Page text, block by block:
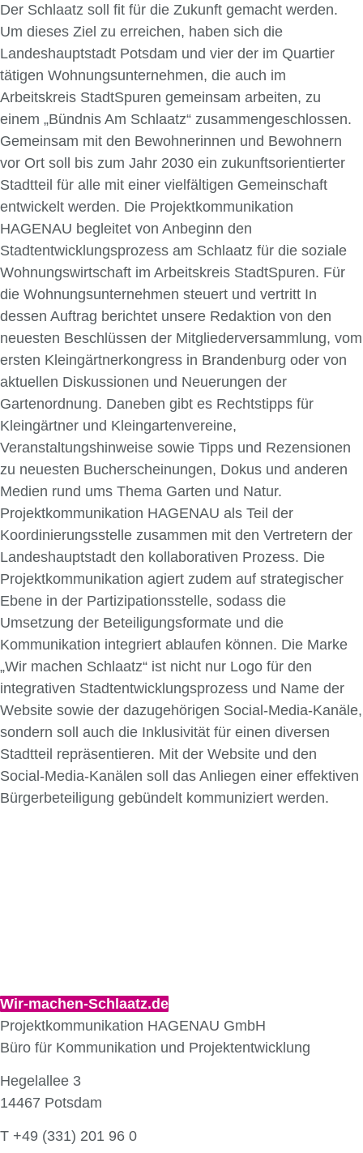
Der Schlaatz soll fit für die Zukunft gemacht werden.
Um dieses Ziel zu erreichen, haben sich die
Landeshauptstadt Potsdam und vier der im Quartier
tätigen Wohnungsunternehmen, die auch im
Arbeitskreis StadtSpuren gemeinsam arbeiten, zu
einem „Bündnis Am Schlaatz“ zusammengeschlossen.
Gemeinsam mit den Bewohnerinnen und Bewohnern
vor Ort soll bis zum Jahr 2030 ein zukunftsorientierter
Stadtteil für alle mit einer vielfältigen Gemeinschaft
entwickelt werden. Die Projektkommunikation
HAGENAU begleitet von Anbeginn den
Stadtentwicklungsprozess am Schlaatz für die soziale
Wohnungswirtschaft im Arbeitskreis StadtSpuren. Für
die Wohnungsunternehmen steuert und vertritt In
dessen Auftrag berichtet unsere Redaktion von den
neuesten Beschlüssen der Mitgliederversammlung, vom
ersten Kleingärtnerkongress in Brandenburg oder von
aktuellen Diskussionen und Neuerungen der
Gartenordnung. Daneben gibt es Rechtstipps für
Kleingärtner und Kleingartenvereine,
Veranstaltungshinweise sowie Tipps und Rezensionen
zu neuesten Bucherscheinungen, Dokus und anderen
Medien rund ums Thema Garten und Natur.
Projektkommunikation HAGENAU als Teil der
Koordinierungsstelle zusammen mit den Vertretern der
Landeshauptstadt den kollaborativen Prozess. Die
Projektkommunikation agiert zudem auf strategischer
Ebene in der Partizipationsstelle, sodass die
Umsetzung der Beteiligungsformate und die
Kommunikation integriert ablaufen können. Die Marke
„Wir machen Schlaatz“ ist nicht nur Logo für den
integrativen Stadtentwicklungsprozess und Name der
Website sowie der dazugehörigen Social-Media-Kanäle,
sondern soll auch die Inklusivität für einen diversen
Stadtteil repräsentieren. Mit der Website und den
Social-Media-Kanälen soll das Anliegen einer effektiven
Bürgerbeteiligung gebündelt kommuniziert werden.
Wir-machen-Schlaatz.de
Projektkommunikation HAGENAU GmbH
Büro für Kommunikation und Projektentwicklung
Hegelallee 3
14467 Potsdam
T +49 (331) 201 96 0